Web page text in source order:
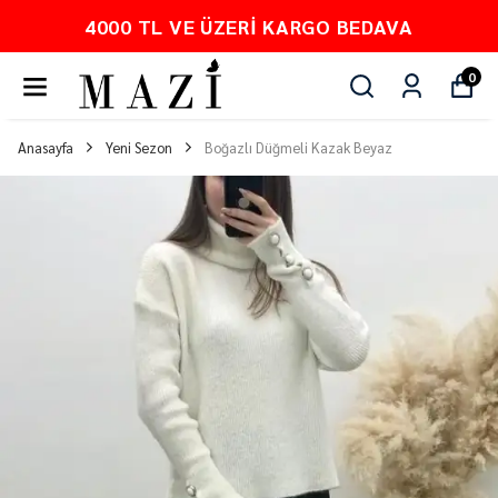
PEŞİN FİYATINA 3 TAKSİT
0
Anasayfa Yeni Sezon Boğazlı Düğmeli Kazak Beyaz